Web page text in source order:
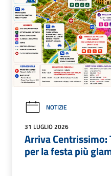
NOTIZIE
31 LUGLIO 2026
Arriva
per la festa più